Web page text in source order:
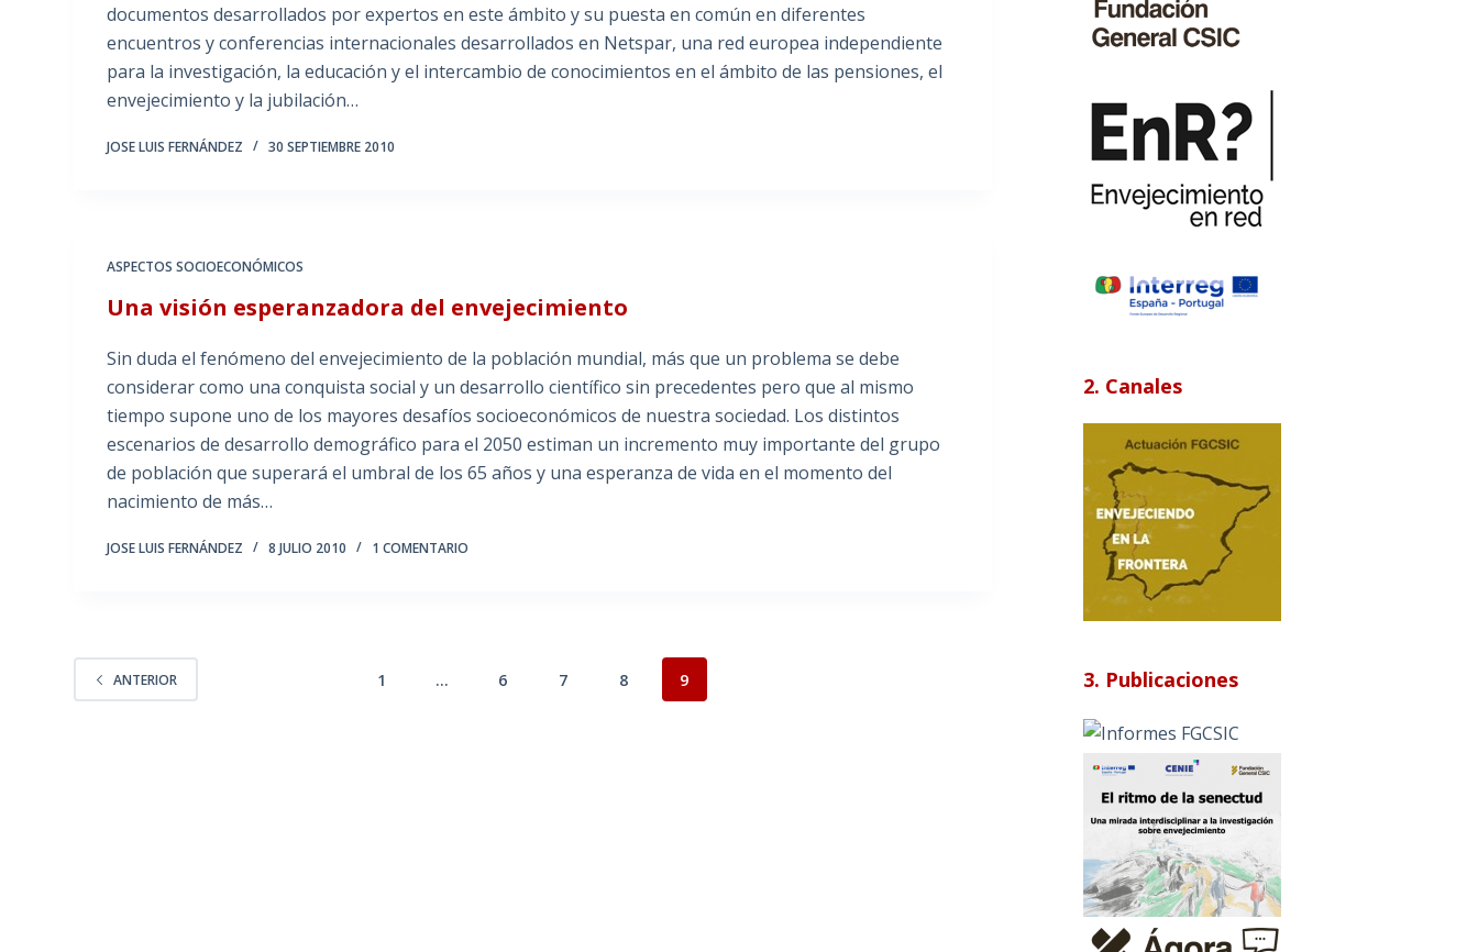
documentos desarrollados por expertos en este ámbito y su puesta en común en diferentes
encuentros y conferencias internacionales desarrollados en Netspar, una red europea independiente
para la investigación, la educación y el intercambio de conocimientos en el ámbito de las pensiones, el
envejecimiento y la jubilación…
JOSE LUIS FERNÁNDEZ 30 SEPTIEMBRE 2010
ASPECTOS SOCIOECONÓMICOS
Una visión esperanzadora del envejecimiento
Sin duda el fenómeno del envejecimiento de la población mundial, más que un problema se debe
considerar como una conquista social y un desarrollo científico sin precedentes pero que al mismo
tiempo supone uno de los mayores desafíos socioeconómicos de nuestra sociedad. Los distintos
escenarios de desarrollo demográfico para el 2050 estiman un incremento muy importante del grupo
de población que superará el umbral de los 65 años y una esperanza de vida en el momento del
nacimiento de más…
JOSE LUIS FERNÁNDEZ 8 JULIO 2010 1 COMENTARIO
ANTERIOR 1 … 6 7 8 9
2. Canales
3. Publicaciones